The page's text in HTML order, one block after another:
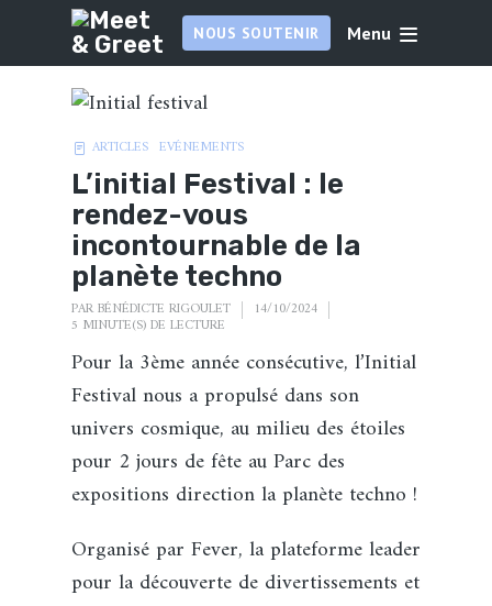
NOUS SOUTENIR Menu
ARTICLES EVÉNEMENTS
L’initial Festival : le
rendez-vous
incontournable de la
planète techno
PARBÉNÉDICTE RIGOULET 14/10/2024
5 MINUTE(S) DE LECTURE
Pour la 3ème année consécutive, l’Initial
Festival nous a propulsé dans son
univers cosmique, au milieu des étoiles
pour 2 jours de fête au Parc des
expositions direction la planète techno !
Organisé par Fever, la plateforme leader
pour la découverte de divertissements et